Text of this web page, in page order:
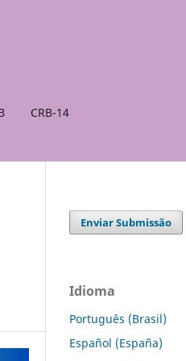
CRB-14
Enviar Submissão
Idioma
Português (Brasil)
Español (España)